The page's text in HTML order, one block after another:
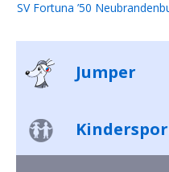
SV Fortuna ’50
Jumper